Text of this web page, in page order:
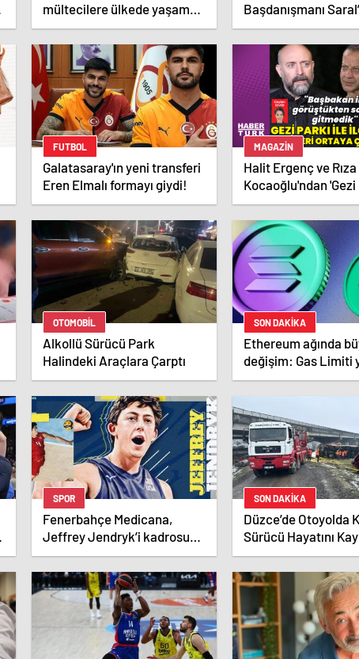
mültecilere ülkede yaşama
hakkı tanıdı
Başdanışmanı
gündem yaratacak
Yavaş iddiası
FUTBOL
Galatasaray'ın yeni transferi
Eren Elmalı formayı giydi!
MAGAZIN
Halit Ergenç ve Rıza
Kocaoğlu'ndan 'Gezi
ifadesi – Magazin
OTOMOBIL
Alkollü Sürücü Park
Halindeki Araçlara Çarptı
SON DAKİKA
Ethereum ağında
değişim: Gas Limiti
işlem ücretleri
SPOR
Fenerbahçe Medicana,
Jeffrey Jendryk’i kadrosuna
kattı
SON DAKİKA
Düzce’de Otoyolda
Sürücü Hayatını